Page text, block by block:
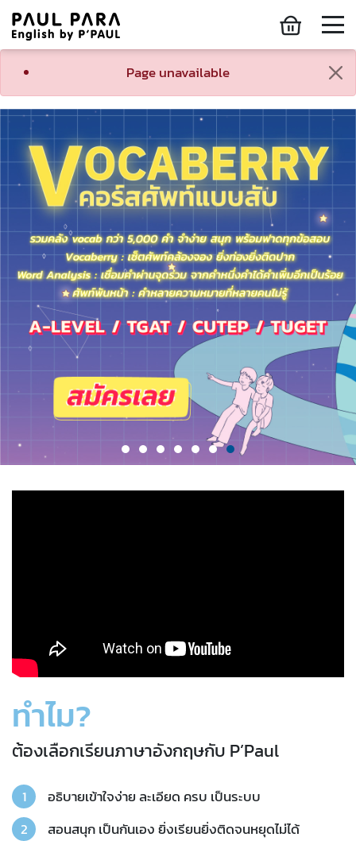
Page unavailable
ทำไม?
ต้องเลือกเรียนภาษาอังกฤษกับ P’Paul
อธิบายเข้าใจง่าย ละเอียด ครบ เป็นระบบ
สอนสนุก เป็นกันเอง ยิ่งเรียนยิ่งติดจนหยุดไม่ได้